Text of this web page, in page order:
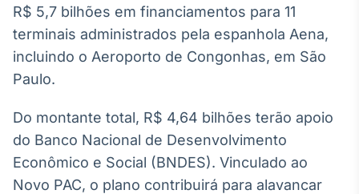
Plataforma para
conteúdos
personalizados
Soluções de Dados
e Conteúdos
OTC
Plataforma para
negociação de
ativos
R$ 5,7 bilhões em financiamentos para 11
terminais administrados pela espanhola Aena,
incluindo o Aeroporto de Congonhas, em São
Paulo.
Do montante total, R$ 4,64 bilhões terão apoio
do Banco Nacional de Desenvolvimento
Econômico e Social (BNDES). Vinculado ao
Novo PAC, o plano contribuirá para alavancar